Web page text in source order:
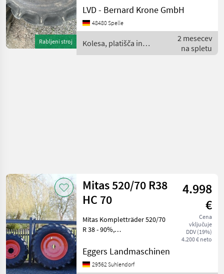
Rabljeni stroj
platišča in pnevmatike
LVD - Bernard Krone GmbH
48480 Spelle
Kolesa, platišča in
pnevmatike / Mitas
2 mesecev
na spletu
Mitas 520/70 R38
HC 70
4.998
€
Cena
vključuje
DDV (19%)
4.200 € neto
Mitas Kompletträder 520/70
R 38 - 90%,
mm, Lochkreis: 203 mm, 8-
Loch-Felge,
Bolzendurchmesser: 22
Eggers Landmaschinen
29562 Suhlendorf